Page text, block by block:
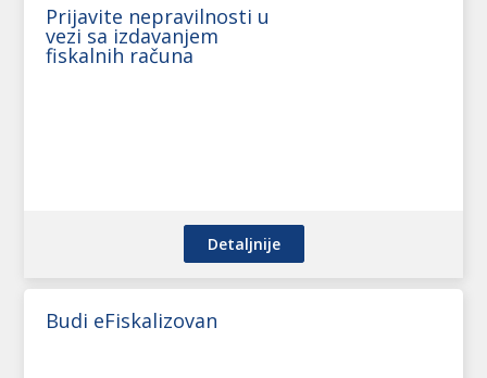
Prijavite nepravilnosti u
vezi sa izdavanjem
fiskalnih računa
Detaljnije
Budi eFiskalizovan